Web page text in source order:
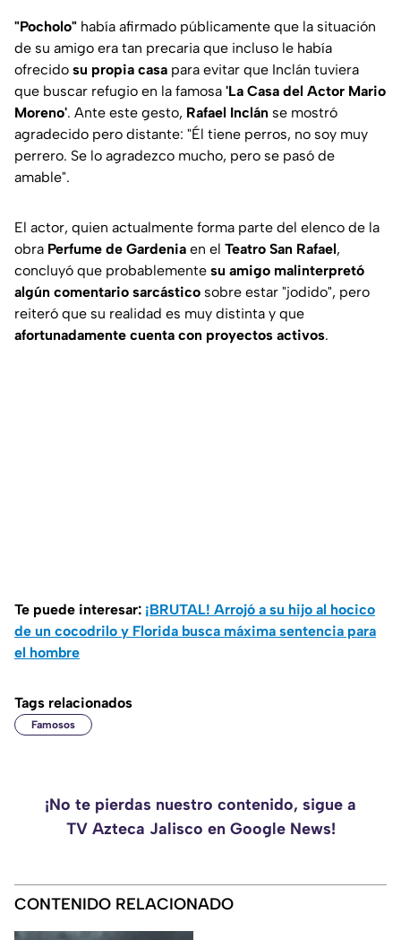
"Pocholo" había afirmado públicamente que la situación
de su amigo era tan precaria que incluso le había
ofrecido su propia casa para evitar que Inclán tuviera
que buscar refugio en la famosa 'La Casa del Actor Mario
Moreno'. Ante este gesto, Rafael Inclán se mostró
agradecido pero distante: "Él tiene perros, no soy muy
perrero. Se lo agradezco mucho, pero se pasó de
amable".
El actor, quien actualmente forma parte del elenco de la
obra Perfume de Gardenia en el Teatro San Rafael,
concluyó que probablemente su amigo malinterpretó
algún comentario sarcástico sobre estar "jodido", pero
reiteró que su realidad es muy distinta y que
afortunadamente cuenta con proyectos activos.
Te puede interesar: ¡BRUTAL! Arrojó a su hijo al hocico
de un cocodrilo y Florida busca máxima sentencia para
el hombre
Tags relacionados
Famosos
¡No te pierdas nuestro contenido, sigue a
TV Azteca Jalisco en Google News!
CONTENIDO RELACIONADO